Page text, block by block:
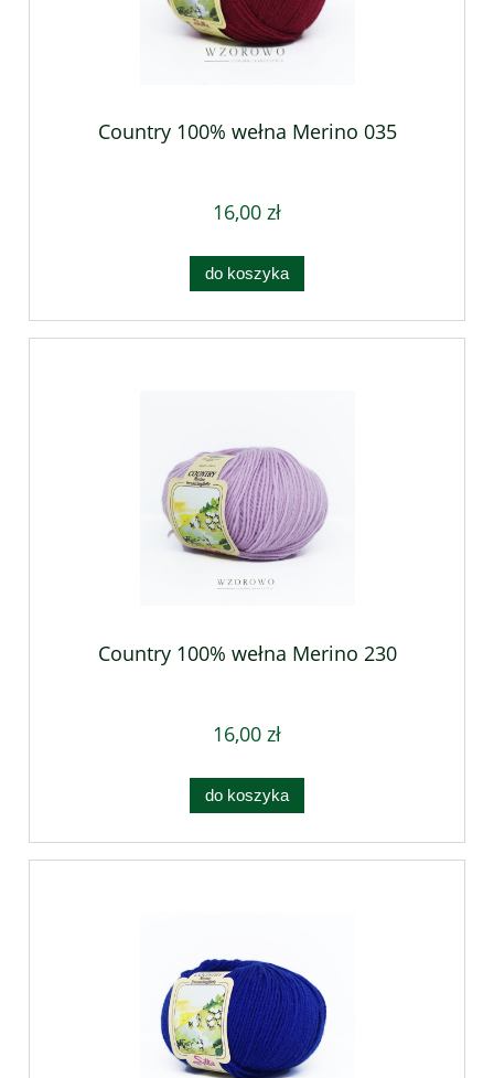
Country 100% wełna Merino 035
16,00 zł
do koszyka
Country 100% wełna Merino 230
16,00 zł
do koszyka